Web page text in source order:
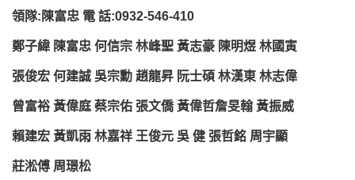
領隊:陳富忠 電 話:0932-546-410
鄭子緯 陳富忠 何信宗 林峰聖 黃志豪 陳明煜 林國寅
張俊宏 何建誠 吳宗勳 趙龍昇 阮士碩 林漢東 林志偉
曾富裕 黃偉庭 蔡宗佑 張文僑 黃偉哲詹旻翰 黃振威
賴建宏 黃凱雨 林嘉祥 王俊元 吳 健 張哲銘 周宇顯
莊淞傅 周璟松